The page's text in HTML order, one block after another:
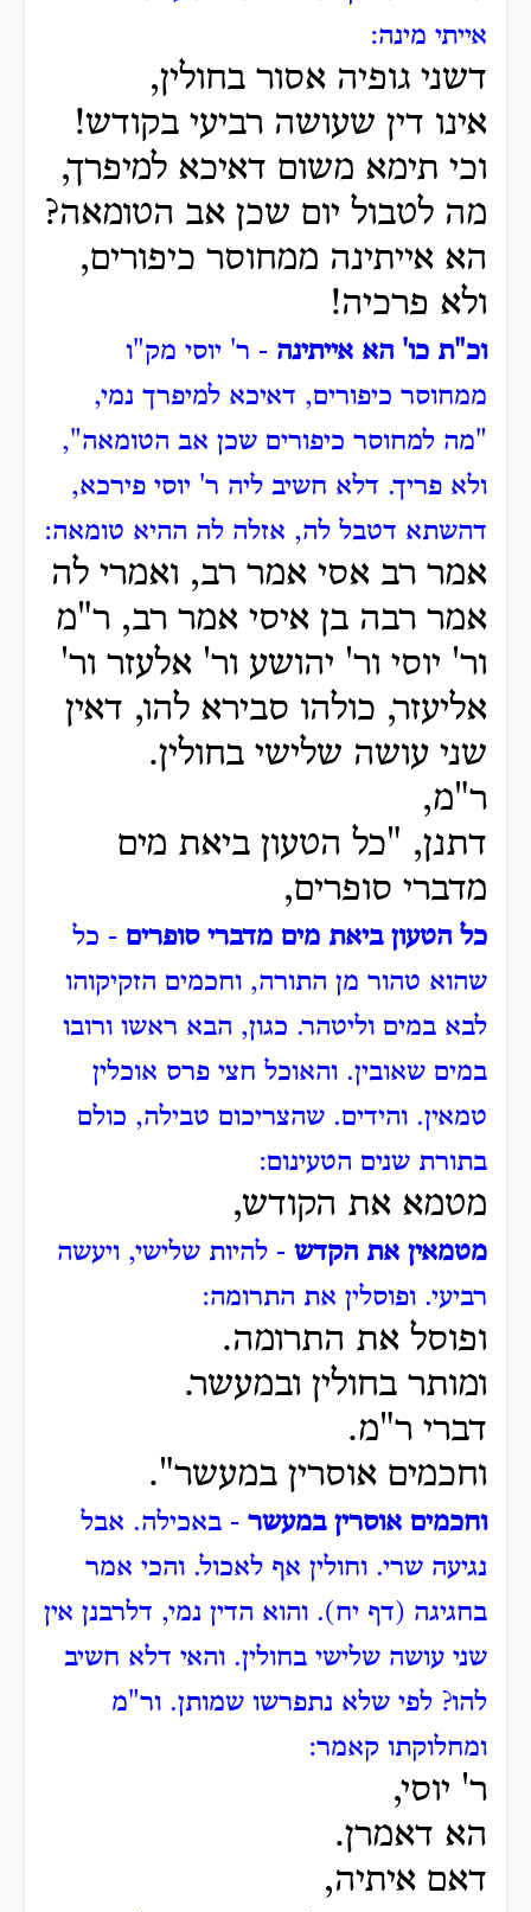
אייתי מינה:
דשני גופיה אסור בחולין,
אינו דין שעושה רביעי בקודש!
וכי תימא משום דאיכא למיפרך,
מה לטבול יום שכן אב הטומאה?
הא אייתינה ממחוסר כיפורים,
ולא פרכיה!
וכ"ת כו' הא אייתינה - ר' יוסי מק"ו
ממחוסר כיפורים, דאיכא למיפרך נמי,
"מה למחוסר כיפורים שכן אב הטומאה",
ולא פריך. דלא חשיב ליה ר' יוסי פירכא,
דהשתא דטבל לה, אזלה לה ההיא טומאה:
אמר רב אסי אמר רב, ואמרי לה
אמר רבה בן איסי אמר רב, ר"מ
ור' יוסי ור' יהושע ור' אלעזר ור'
אליעזר, כולהו סבירא להו, דאין
שני עושה שלישי בחולין.
ר"מ,
דתנן, "כל הטעון ביאת מים
מדברי סופרים,
כל הטעון ביאת מים מדברי סופרים - כל
שהוא טהור מן התורה, וחכמים הזקיקוהו
לבא במים וליטהר. כגון, הבא ראשו ורובו
במים שאובין. והאוכל חצי פרס אוכלין
טמאין. והידים. שהצריכום טבילה, כולם
בתורת שנים הטעינום:
מטמא את הקודש,
מטמאין את הקדש - להיות שלישי, ויעשה
רביעי. ופוסלין את התרומה:
ופוסל את התרומה.
ומותר בחולין ובמעשר.
דברי ר"מ.
וחכמים אוסרין במעשר".
וחכמים אוסרין במעשר - באכילה. אבל
נגיעה שרי. וחולין אף לאכול. והכי אמר
בחגיגה (דף יח). והוא הדין נמי, דלרבנן אין
שני עושה שלישי בחולין. והאי דלא חשיב
להו? לפי שלא נתפרשו שמותן. ור"מ
ומחלוקתו קאמר:
ר' יוסי,
הא דאמרן.
דאם איתיה,